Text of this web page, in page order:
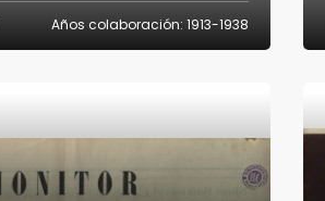
Años colaboración: 1913-1938